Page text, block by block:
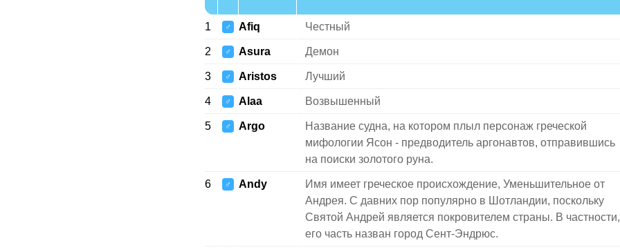
1 ♂ Afiq Честный
2 ♂ Asura Демон
3 ♂ Aristos Лучший
4 ♂ Alaa Возвышенный
5 ♂ Argo
Название судна, на котором плыл персонаж греческой
мифологии Ясон - предводитель аргонавтов, отправившись
на поиски золотого руна.
6 ♂ Andy
Имя имеет греческое происхождение, Уменьшительное от
Андрея. С давних пор популярно в Шотландии, поскольку
Святой Андрей является покровителем страны. В
его часть назван город Сент-Эндрюс.